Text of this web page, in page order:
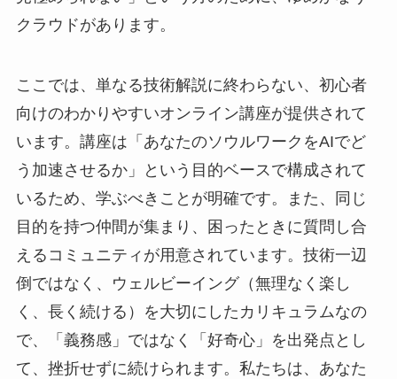
クラウドがあります。
ここでは、単なる技術解説に終わらない、初心者
向けのわかりやすいオンライン講座が提供されて
います。講座は「あなたのソウルワークをAIでど
う加速させるか」という目的ベースで構成されて
いるため、学ぶべきことが明確です。また、同じ
目的を持つ仲間が集まり、困ったときに質問し合
えるコミュニティが用意されています。技術一辺
倒ではなく、ウェルビーイング（無理なく楽し
く、長く続ける）を大切にしたカリキュラムなの
で、「義務感」ではなく「好奇心」を出発点とし
て、挫折せずに続けられます。私たちは、あなた